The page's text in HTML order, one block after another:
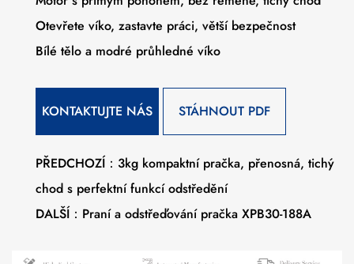
Otevřete víko, zastavte práci, větší bezpečnost
Bílé tělo a modré průhledné víko
KONTAKTUJTE NÁS STÁHNOUT PDF
PŘEDCHOZÍ：3kg kompaktní pračka, přenosná, tichý
chod s perfektní funkcí odstředění
DALŠÍ：Praní a odstřeďování pračka XPB30-188A